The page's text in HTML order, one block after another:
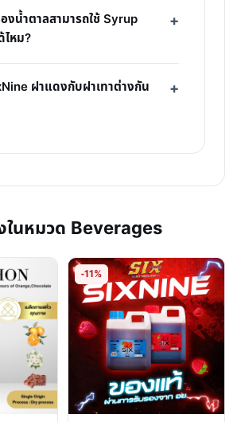
งน้ำตาลสามารถใช้ Syrup
ไหม?
ฝาแดงกับฝาเทาต่างกัน
ในหมวด Beverages
-11%